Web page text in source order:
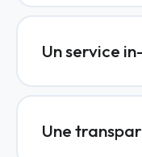
Un service
Une